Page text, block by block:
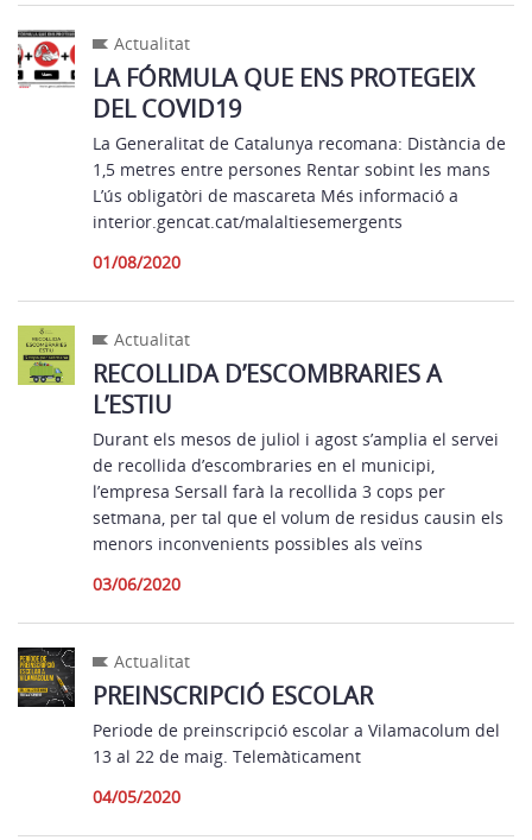
Actualitat
LA FÓRMULA QUE ENS PROTEGEIX
DEL COVID19
La Generalitat de Catalunya recomana: Distància de
1,5 metres entre persones Rentar sobint les mans
L’ús obligatòri de mascareta Més informació a
interior.gencat.cat/malaltiesemergents
01/08/2020
Actualitat
RECOLLIDA D’ESCOMBRARIES A
L’ESTIU
Durant els mesos de juliol i agost s’amplia el servei
de recollida d’escombraries en el municipi,
l’empresa Sersall farà la recollida 3 cops per
setmana, per tal que el volum de residus causin els
menors inconvenients possibles als veïns
03/06/2020
Actualitat
PREINSCRIPCIÓ ESCOLAR
Periode de preinscripció escolar a Vilamacolum del
13 al 22 de maig. Telemàticament
04/05/2020